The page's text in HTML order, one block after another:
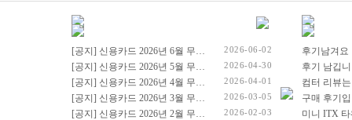
[공지] 신용카드 2026년 6월 무이자 행사 안내드립니다. 2026-06-02
[공지] 신용카드 2026년 5월 무이자 행사 안내드립니다. 2026-04-30
[공지] 신용카드 2026년 4월 무이자 행사 안내드립니다. 2026-04-01
[공지] 신용카드 2026년 3월 무이자 행사 안내드립니다. 2026-03-05
[공지] 신용카드 2026년 2월 무이자 행사 안내드립니다. 2026-02-03
후기남겨요
후기 남깁
컴터 리뷰
구매 후기